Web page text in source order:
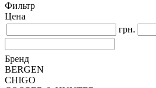
Фильтр
Цена
грн.
Бренд
BERGEN
CHIGO